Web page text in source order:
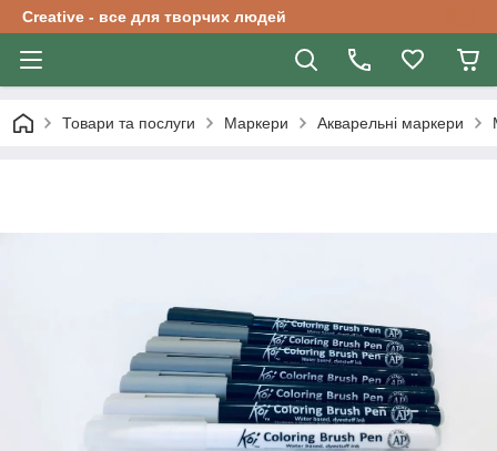
Creative - все для творчих людей
Товари та послуги Маркери Акварельні маркери